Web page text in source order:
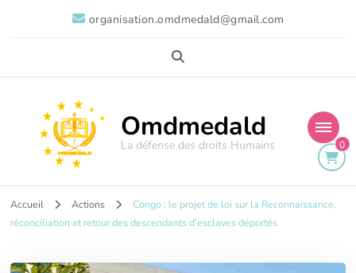
organisation.omdmedald@gmail.com
Omdmedald
La défense des droits Humains 0
Accueil Actions
Congo : le projet de loi sur la Reconnaissance,
réconciliation et retour des descendants d’esclaves déportés